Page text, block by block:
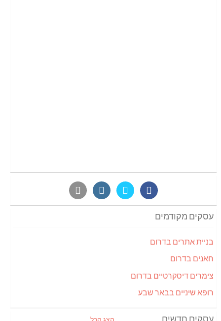
עסקים מקודמים
בניית אתרים בדרום
חאנים בדרום
צימרים דיסקרטיים בדרום
רופא שיניים בבאר שבע
עסקים חדשים